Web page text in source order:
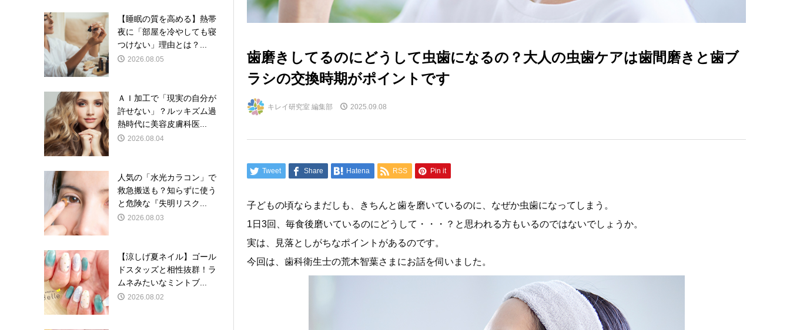
歯磨きしてるのにどうして虫歯になるの？大人の虫歯ケアは歯間磨きと歯ブ
ラシの交換時期がポイントです
キレイ研究室 編集部 2025.09.08
Tweet Share Hatena RSS Pin it
子どもの頃ならまだしも、きちんと歯を磨いているのに、なぜか虫歯になってしまう。
1日3回、毎食後磨いているのにどうして・・・？と思われる方もいるのではないでしょうか。
実は、見落としがちなポイントがあるのです。
今回は、歯科衛生士の荒木智葉さまにお話を伺いました。
【睡眠の質を高める】熱帯
夜に「部屋を冷やしても寝
つけない」理由とは？...
2026.08.05
ＡＩ加工で「現実の自分が
許せない」？ルッキズム過
熱時代に美容皮膚科医...
2026.08.04
人気の「水光カラコン」で
救急搬送も？知らずに使う
と危険な『失明リスク...
2026.08.03
【涼しげ夏ネイル】ゴール
ドスタッズと相性抜群！ラ
ムネみたいなミントブ...
2026.08.02